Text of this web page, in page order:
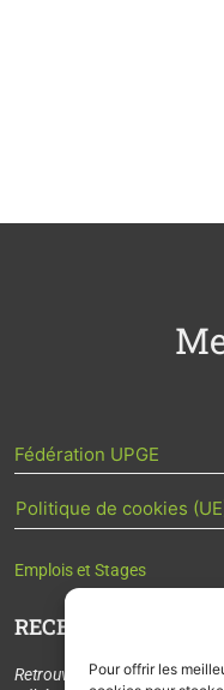
Pour offrir les
Fédération UPGE
Politique de cookies
Emplois et Stages
RECEVOIR L'ACTU
Retrouvez tous les